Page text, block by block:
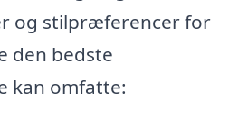
og stilpræferencer for
den bedste
kan omfatte: